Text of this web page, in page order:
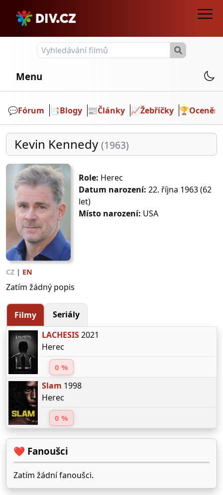
Menu
💬️Fórum 📑Blogy 📰Články 📈Žebříčky 🏆Ocenění
Kevin Kennedy (1963)
Role: Herec
Datum narození: 22. října 1963 (62
let)
Místo narození: USA
CZ | EN
Zatím žádný popis
Filmy
Seriály
LACHESIS2021
Herec
0 %
Slam 1998
Herec
0 %
❤️ Fanoušci
Zatím žádní fanoušci.